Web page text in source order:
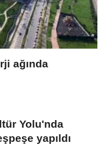
ağında
Yolu'nda
yapıldı